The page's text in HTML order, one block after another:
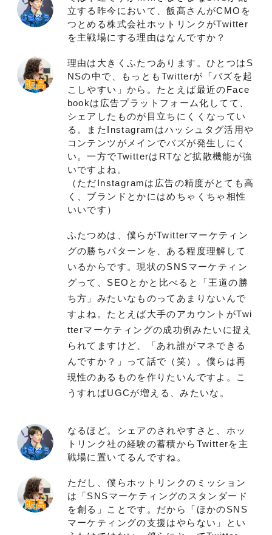
立する昨今において、飯髙さんがCMOを
つとめる株式会社ホットリンクがTwitter
を主戦場にする理由はなんですか？
理由は大きくふたつあります。ひとつはS
NSの中で、もっともTwitterが「バズを起
こしやすい」から。たとえば最近のFace
bookは広告プラットフォーム化してて、
シェアしたものが目立ちにくくなってい
る。またInstagramはハッシュタグ活用や
コンテンツがメインでバズが発生しにく
い。一方でTwitterはRTなど拡散機能が強
いですよね。
（ただInstagramは広告の精度がとても高
く、ブランドとかにはめちゃくちゃ相性
いいです）
ふたつめは、僕らがTwitterマーケティン
グの勝ちパターンを、ある程度理解して
いるからです。現状のSNSマーケティン
グって、SEOとかと比べると「王道の勝
ち方」みたいなものってあまりないんで
すよね。たとえば大手のアカウントがTwi
tterマーケティングの成功例みたいに捉え
られてますけど、「あれ誰がマネできる
んですか？」って話で（笑）。僕らは再
現性のあるものを作りたいんですよ。こ
うすればUGCが増える、みたいな。
なるほど。シェアのされやすさと、ホッ
トリンク社の経験の蓄積からTwitterを主
戦場に置いてるんですね。
ただし、僕らホットリンクのミッション
は「SNSマーケティングのスタンダード
を創る」ことです。だから「ほかのSNS
マーケティングの支援はやらない」とい